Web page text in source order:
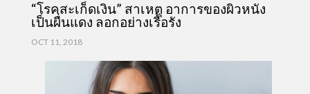
“โรคสะเก็ดเงิน” สาเหตุ อาการของผิวหนัง
เป็นผื่นแดง ลอกอย่างเรื้อรัง
OCT 11, 2018